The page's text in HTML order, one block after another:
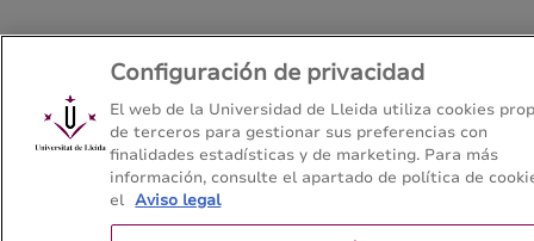
Configuración de privacidad
El web de la Universidad de Lleida utiliza cookies
de terceros para gestionar sus preferencias con
finalidades estadísticas y de marketing. Para más
información, consulte el apartado de política de
el Aviso legal